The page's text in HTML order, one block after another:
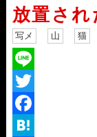
放置され
写メ 山 猫
L
T
w